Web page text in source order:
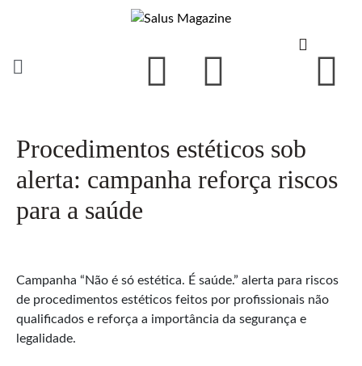
Procedimentos estéticos sob
alerta: campanha reforça riscos
para a saúde
Campanha “Não é só estética. É saúde.” alerta para riscos
de procedimentos estéticos feitos por profissionais não
qualificados e reforça a importância da segurança e
legalidade.